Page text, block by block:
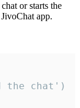
or starts the
app.